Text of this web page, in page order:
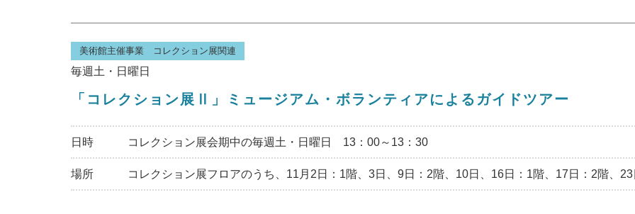
美術館主催事業 コレクション展関連
毎週土・日曜日
「コレクション展Ⅱ」ミュージアム・ボランティアによるガイドツアー
日時 コレクション展会期中の毎週土・日曜日 13：00～13：30
場所 コレクション展フロアのうち、11月2日：1階、3日、9日：2階、10日、16日：1階、17日：2階、